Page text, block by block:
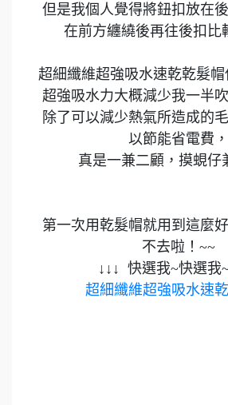
但是我個人覺得將鈕扣放在
在前方纏繞後再往後扣比
超細纖維超強吸水速乾乾髮
超強吸水力大概減少我一半
除了可以減少熱氣所造成的
以節能省電費，
真是一兼二顧，摸蜆仔
第一次用乾髮帽就用到這麼
不去啦！~~
↓↓↓ 快選我~快選我
超細纖維超強吸水速